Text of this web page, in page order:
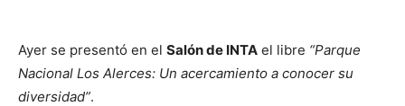
Ayer se presentó en el Salón de INTA el libre “Parque
Nacional Los Alerces: Un acercamiento a conocer su
diversidad”.